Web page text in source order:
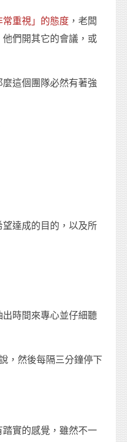
重視」的態度 ，老闆
們開其它的會議，或
這個團隊必然有著強
達成的目的，以及所
時間來專心並仔細聽
，然後每隔三分鐘停下
實的感覺，雖然不一